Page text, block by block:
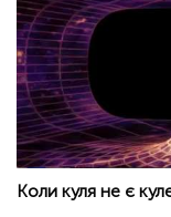
Коли куля не є